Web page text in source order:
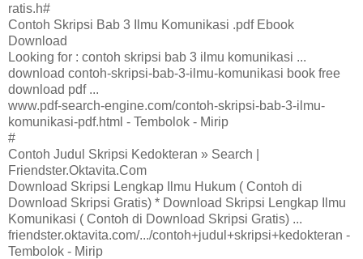
ratis.h#
Contoh Skripsi Bab 3 Ilmu Komunikasi .pdf Ebook
Download
Looking for : contoh skripsi bab 3 ilmu komunikasi ...
download contoh-skripsi-bab-3-ilmu-komunikasi book free
download pdf ...
www.pdf-search-engine.com/contoh-skripsi-bab-3-ilmu-
komunikasi-pdf.html - Tembolok - Mirip
#
Contoh Judul Skripsi Kedokteran » Search |
Friendster.Oktavita.Com
Download Skripsi Lengkap Ilmu Hukum ( Contoh di
Download Skripsi Gratis) * Download Skripsi Lengkap Ilmu
Komunikasi ( Contoh di Download Skripsi Gratis) ...
friendster.oktavita.com/.../contoh+judul+skripsi+kedokteran -
Tembolok - Mirip